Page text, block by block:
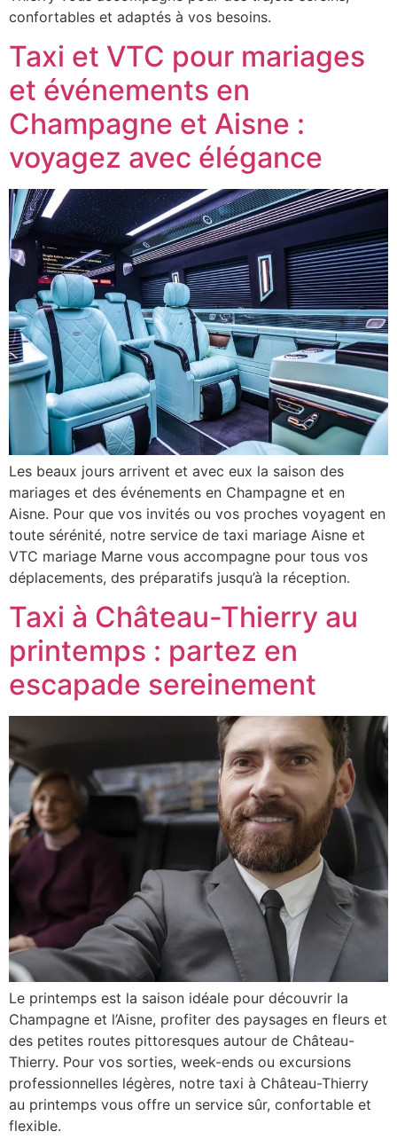
confortables et adaptés à vos besoins.
Taxi et VTC pour mariages
et événements en
Champagne et Aisne :
voyagez avec élégance
Les beaux jours arrivent et avec eux la saison des
mariages et des événements en Champagne et en
Aisne. Pour que vos invités ou vos proches voyagent en
toute sérénité, notre service de taxi mariage Aisne et
VTC mariage Marne vous accompagne pour tous vos
déplacements, des préparatifs jusqu’à la réception.
Taxi à Château-Thierry au
printemps : partez en
escapade sereinement
Le printemps est la saison idéale pour découvrir la
Champagne et l’Aisne, profiter des paysages en fleurs et
des petites routes pittoresques autour de Château-
Thierry. Pour vos sorties, week-ends ou excursions
professionnelles légères, notre taxi à Château-Thierry
au printemps vous offre un service sûr, confortable et
flexible.